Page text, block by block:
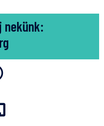
nekünk: